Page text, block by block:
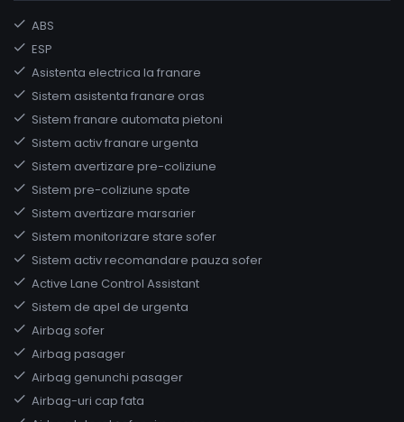
ABS
ESP
Asistenta electrica la franare
Sistem asistenta franare oras
Sistem franare automata pietoni
Sistem activ franare urgenta
Sistem avertizare pre-coliziune
Sistem pre-coliziune spate
Sistem avertizare marsarier
Sistem monitorizare stare sofer
Sistem activ recomandare pauza sofer
Active Lane Control Assistant
Sistem de apel de urgenta
Airbag sofer
Airbag pasager
Airbag genunchi pasager
Airbag-uri cap fata